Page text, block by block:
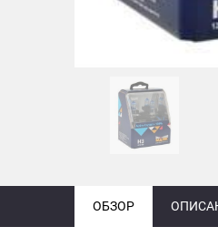
ОБЗОР